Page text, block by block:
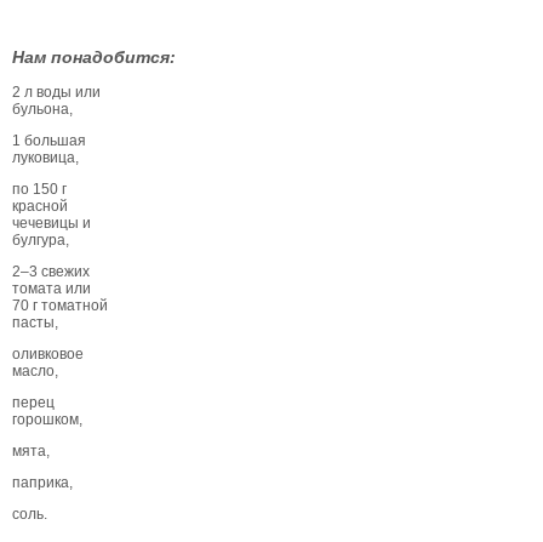
Нам понадобится:
2 л воды или
бульона,
1 большая
луковица,
по 150 г
красной
чечевицы и
булгура,
2–3 свежих
томата или
70 г томатной
пасты,
оливковое
масло,
перец
горошком,
мята,
паприка,
соль.